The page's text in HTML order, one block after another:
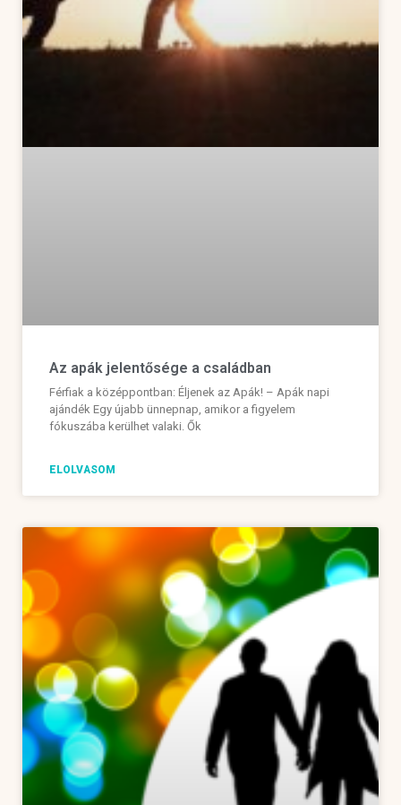
Az apák jelentősége a családban
Férfiak a középpontban: Éljenek az Apák! – Apák napi
ajándék Egy újabb ünnepnap, amikor a figyelem
fókuszába kerülhet valaki. Ők
ELOLVASOM